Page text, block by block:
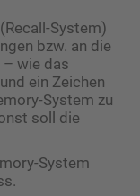
System)
bzw. an die
– wie das
ein Zeichen
System zu
soll die
System